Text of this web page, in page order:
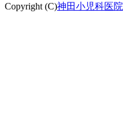
Copyright (C)神田小児科医院